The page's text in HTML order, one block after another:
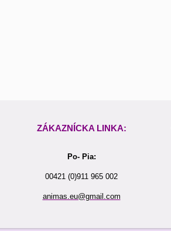
ZÁKAZNÍCKA LINKA:
Po- Pia:
00421 (0)911 965 002
animas.eu@gmail.com